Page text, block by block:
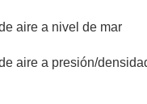
aire a nivel de mar
aire a presión/